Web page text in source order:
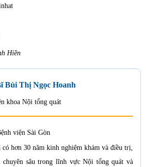
Hiền
Bùi Thị Ngọc Hoanh
khoa Nội tổng quát
viện Sài Gòn
có hơn 30 năm kinh nghiệm khám và điều trị,
chuyên sâu trong lĩnh vực Nội tổng quát và